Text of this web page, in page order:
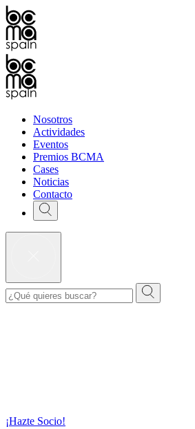
Nosotros
Actividades
Eventos
Premios BCMA
Cases
Noticias
Contacto
¡Hazte Socio!